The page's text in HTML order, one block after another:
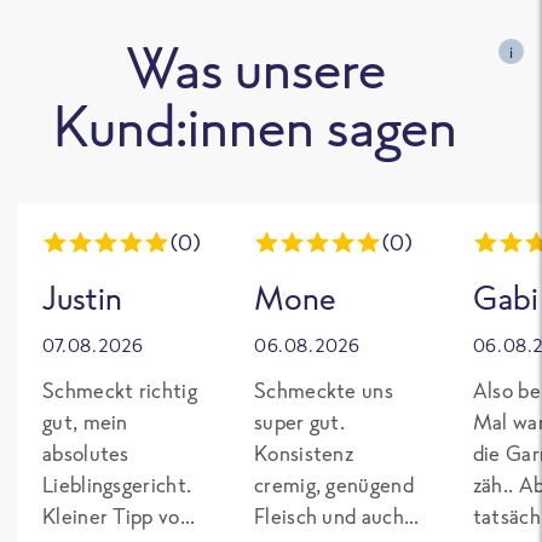
Was unsere
Kund:innen sagen
i
(0)
Justin
07.08.2026
Schmeckt richtig
gut, mein
absolutes
Lieblingsgericht.
Kleiner Tipp von
(0)
Mone
06.08.2026
Schmeckte uns
super gut.
Konsistenz
cremig, genügend
Fleisch und auch
Gabi
Also
Mal
die
zäh..